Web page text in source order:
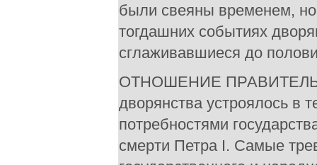
были свеяны временем, но
тогдашних событиях
сглаживавшиеся до
ОТНОШЕНИЕ ПРАВИТЕЛЬСТВ К РЕФОРМЕ. Государственное положение дворянства устроялось в тесной связи как с этой ролью, так и с потребностями государства, как их понимали правительства, сменявшиеся по смерти Петра I. Самые тревожные заботы внушало правительству состояние государственного и народного хозяйства. Лихорадочная деятельность Петра до времени прикрывала крайнее истощение сил страны непосильными тягостями, наложенными на народный труд. Иноземные послы уже за год и больше до смерти Петра догадывались об этом платежном изнурении и писали, что страна не в состоянии ничего больше давать и что единственным еще способным к растяжению финансовым ресурсом остается деспотическая власть царя, не признающая за подданными права собственности Ближайшие сотрудники Петра только после его смерти стали вскрывать печальные следствия безмерной работы, какую он задал народному труду. Зато едва преобразователь закрыл глаза, как эти сотрудники заговорили уже не о налоговом изнурении народа, а прямо о предстоящей гибели государства. Генерал-прокурор Ягужинский спешил подать императрице горячую записку: мрачно изобразив положение дел с многолетними неурожаями, множеством умирающих от голода, с разорительным сбором подушной подати, с полным обнищанием народа и массовым бегством в Польшу, на Дон и даже к башкирам, податель записки заканчивал свою картину общего расстройства таким зловещим предостережением: "И ежели далее сего так продолжить, то всякому российского отечества сыну соболезнуя рассуждать надлежит, дабы тем так славного государства нерадивым смотрением не допустить в конечную гибель и бедство". Вопросы, возбужденные Ягужинским, подверглись дальнейшей разработке в новоучрежденном Верховном тайном совете. Мнения, высказанные его членами, сведены были в целый программный указ императрицы 9 января 1727 г. Он начинается решительным и печальным заявлением, что сколько ни трудился Петр Великий над устроением духовных и светских дел, однако ничего из этого не вышло, "того не учинено", и едва ли не все дела в худом порядке находятся и скорейшего поправления требуют. Казалось, предпринимали общий пересмотр реформы с целью довершить начатое и исправить недостатки исполненного. Совет обсудил поставленные ему указом на вид вопросы и предложения, и последовал ряд узаконений: решили облегчить взимание подушной, вывести полки с вечных квартир и расселить подгородными слободами, для удешевления администрации упразднить Мануфактур-коллегию, должность рекетмейстера при Сенате, некоторые канцелярии и конторы, признанные излишними, а также надворные суды, положив все сборы и расправу на воевод и губернаторов, да им же подчинить и магистраты "для лучшего посадских охранения". Тем и ограничился пересмотр. В указе 9 января поставлен был один коренной вопрос: ввиду недоимки как собирать прямой налог: со всех ли ревизских душ или с одних работников, с дворов, с тягол или, наконец, с земли? По этому вопросу предписано было немедленно составить особую комиссию из членов Верховного тайного совета и Сената и с участием лиц из знатного и среднего шляхетства, которая должна была к сентябрю того же 1727 г. обсудить и решить это дело. Верховный тайный совет в своих замечаниях не вошел в рассмотрение вопроса, предоставив это комиссии, а комиссия ничего не сделала и даже едва ли была собрана. Правительствам после Петра было не до коренных вопросов, не до начал и задач реформы: они едва справлялись и с первыми встречными затруднениями. Дорогие нововведения Петра